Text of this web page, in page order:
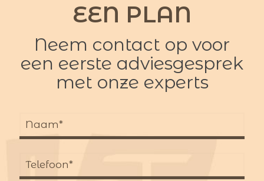
EEN PLAN
Neem contact op voor
een eerste adviesgesprek
met onze experts